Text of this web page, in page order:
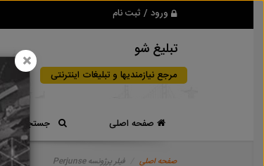
ورود / ثبت نام
تبلیغ شو
مرجع نیازمندیها و تبلیغات اینترنتی
صفحه اصلی جستجوی
صفحه اصلی فیلر پرژونسه Perjunse
×